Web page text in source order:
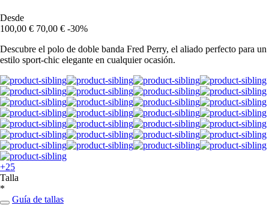
Desde
100,00 € 70,00 € -30%
Descubre el polo de doble banda Fred Perry, el aliado perfecto para un
estilo sport-chic elegante en cualquier ocasión.
+25
Talla
*
Guía de tallas